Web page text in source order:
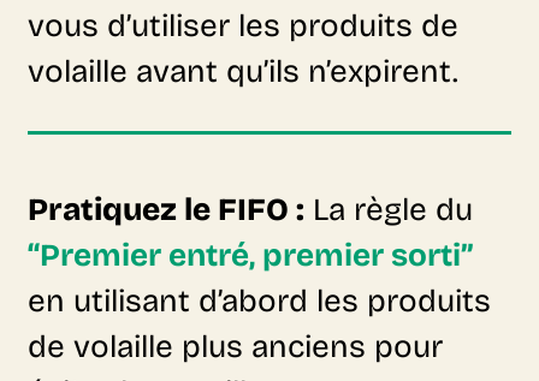
vous d’utiliser les produits de
volaille avant qu’ils n’expirent.
Pratiquez le FIFO : La règle du
“Premier entré, premier sorti”
en utilisant d’abord les produits
de volaille plus anciens pour